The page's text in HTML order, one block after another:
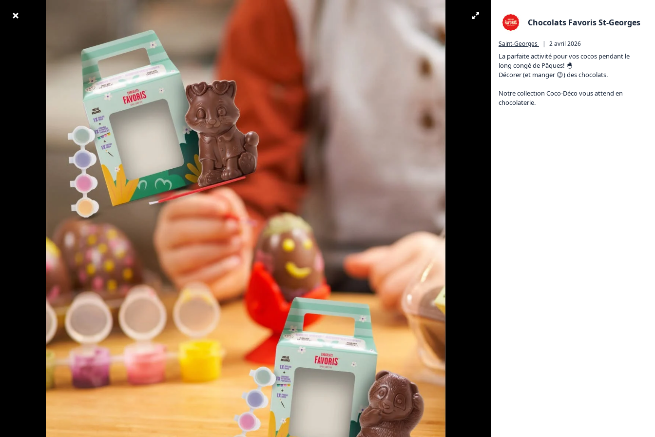
Chocolats Favoris St-Georges
Saint-Georges | 2 avril 2026
La parfaite activité pour vos cocos pendant le
long congé de Pâques! 🐣
Décorer (et manger 😉) des chocolats.
Notre collection Coco-Déco vous attend en
chocolaterie.